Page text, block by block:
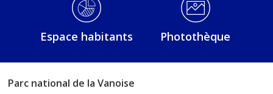
Espace habitants Photothèque
Parc national de la Vanoise